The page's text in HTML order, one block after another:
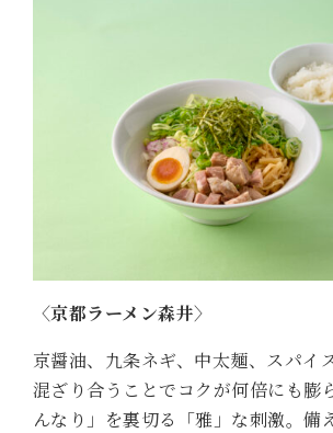
〈京都ラーメン森井〉
京醤油、九条ネギ、中太麺、スパイ
混ざり合うことでコクが何倍にも膨
んなり」を裏切る「雅」な刺激。備